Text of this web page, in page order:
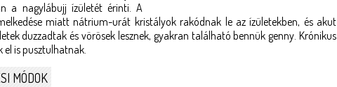
a nagylábujj ízületét érinti. A
miatt nátrium-urát kristályok rakódnak le az ízületekben, és akut
duzzadtak és vörösek lesznek, gyakran található bennük genny. Krónikus
el is pusztulhatnak.
MÓDOK